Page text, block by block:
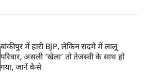
बांकीपुर में हारी BJP, लेकिन सदमे में लालू
परिवार, असली ‘खेला’ तो तेजस्वी के साथ हो
गया, जानें कैसे